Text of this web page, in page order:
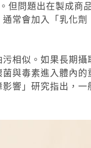
但問題出在製成商
常會加入「乳化劑
相似。如果長期攝
與毒素進入體內的
響」研究指出，一